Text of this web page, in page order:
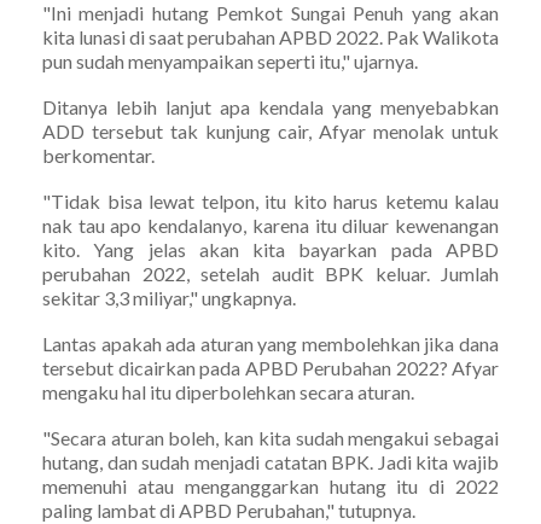
"Ini menjadi hutang Pemkot Sungai Penuh yang akan
kita lunasi di saat perubahan APBD 2022. Pak Walikota
pun sudah menyampaikan seperti itu," ujarnya.
Ditanya lebih lanjut apa kendala yang menyebabkan
ADD tersebut tak kunjung cair, Afyar menolak untuk
berkomentar.
"Tidak bisa lewat telpon, itu kito harus ketemu kalau
nak tau apo kendalanyo, karena itu diluar kewenangan
kito. Yang jelas akan kita bayarkan pada APBD
perubahan 2022, setelah audit BPK keluar. Jumlah
sekitar 3,3 miliyar," ungkapnya.
Lantas apakah ada aturan yang membolehkan jika dana
tersebut dicairkan pada APBD Perubahan 2022? Afyar
mengaku hal itu diperbolehkan secara aturan.
"Secara aturan boleh, kan kita sudah mengakui sebagai
hutang, dan sudah menjadi catatan BPK. Jadi kita wajib
memenuhi atau menganggarkan hutang itu di 2022
paling lambat di APBD Perubahan," tutupnya.